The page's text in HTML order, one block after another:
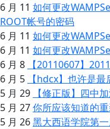
6 月 11 如何更改
ROOT帐号的密码
6 月 11 如何更改
6 月 11 如何更改
6 月 8
【20110607】
6 月 5
【hdcx】也许是
5 月 29
【修正版】四中
5 月 27你所应该知道的
5 月 26黑大西语学院第